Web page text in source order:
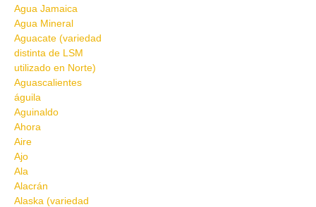
Agua Jamaica
Agua Mineral
Aguacate (variedad
distinta de LSM
utilizado en Norte)
Aguascalientes
águila
Aguinaldo
Ahora
Aire
Ajo
Ala
Alacrán
Alaska (variedad